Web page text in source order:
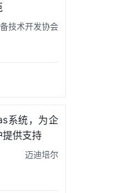
技术开发协会
系统，为企
提供支持
迈迪培尔